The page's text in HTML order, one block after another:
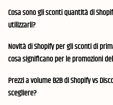
Cosa sono gli sconti quantità di
utilizzarli?
Novità di Shopify per gli sconti di
cosa significano per le promozioni
Prezzi a volume B2B di Shopify vs
scegliere?